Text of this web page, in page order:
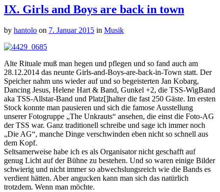
IX. Girls and Boys are back in town
by hantolo on 7. Januar 2015 in Musik
Alte Rituale muß man hegen und pflegen und so fand auch am
28.12.2014 das neunte Girls-and-Boys-are-back-in-Town statt. Der
Speicher nahm uns wieder auf und so begeisterten Jan Kobarg,
Dancing Jesus, Helene Hart & Band, Gunkel +2, die TSS-WigBand
aka TSS-Allstar-Band und Platz[]halter die fast 250 Gäste. Im ersten
Stock konnte man pausieren und sich die famose Ausstellung
unserer Fotogruppe „The Unkrauts“ ansehen, die einst die Foto-AG
der TSS war. Ganz traditionell schreibe und sage ich immer noch
„Die AG“, manche Dinge verschwinden eben nicht so schnell aus
dem Kopf.
Seltsamerweise habe ich es als Organisator nicht geschafft auf
genug Licht auf der Bühne zu bestehen. Und so waren einige Bilder
schwierig und nicht immer so abwechslungsreich wie die Bands es
verdient hätten. Aber angucken kann man sich das natürlich
trotzdem. Wenn man möchte.